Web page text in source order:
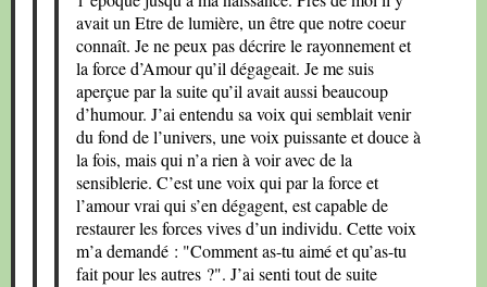
avait un Etre de lumière, un être que notre coeur
connaît. Je ne peux pas décrire le rayonnement et
la force d’Amour qu’il dégageait. Je me suis
aperçue par la suite qu’il avait aussi beaucoup
d’humour. J’ai entendu sa voix qui semblait venir
du fond de l’univers, une voix puissante et douce à
la fois, mais qui n’a rien à voir avec de la
sensiblerie. C’est une voix qui par la force et
l’amour vrai qui s’en dégagent, est capable de
restaurer les forces vives d’un individu. Cette voix
m’a demandé : "Comment as-tu aimé et qu’as-tu
fait pour les autres ?". J’ai senti tout de suite